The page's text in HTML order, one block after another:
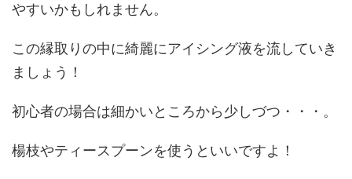
やすいかもしれません。
この縁取りの中に綺麗にアイシング液を流していき
ましょう！
初心者の場合は細かいところから少しづつ・・・。
楊枝やティースプーンを使うといいですよ！